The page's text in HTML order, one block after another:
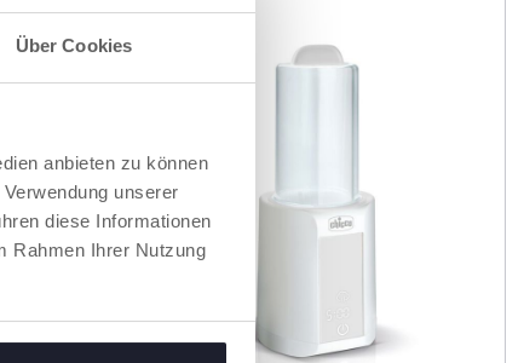
Über Cookies
anbieten zu können
unserer
diese Informationen
Rahmen Ihrer Nutzung